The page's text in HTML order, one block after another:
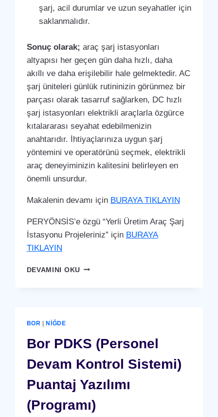
şarj, acil durumlar ve uzun seyahatler için
saklanmalıdır.
Sonuç olarak; araç şarj istasyonları
altyapısı her geçen gün daha hızlı, daha
akıllı ve daha erişilebilir hale gelmektedir. AC
şarj üniteleri günlük rutininizin görünmez bir
parçası olarak tasarruf sağlarken, DC hızlı
şarj istasyonları elektrikli araçlarla özgürce
kıtalararası seyahat edebilmenizin
anahtarıdır. İhtiyaçlarınıza uygun şarj
yöntemini ve operatörünü seçmek, elektrikli
araç deneyiminizin kalitesini belirleyen en
önemli unsurdur.
Makalenin devamı için BURAYA TIKLAYIN
PERYÖNSİS’e özgü “Yerli Üretim Araç Şarj
İstasyonu Projeleriniz” için BURAYA
TIKLAYIN
DEVAMINI OKUBOR
BOR |NIĞDE
Bor PDKS (Personel
Devam Kontrol Sistemi)
Puantaj Yazılımı
(Programı)